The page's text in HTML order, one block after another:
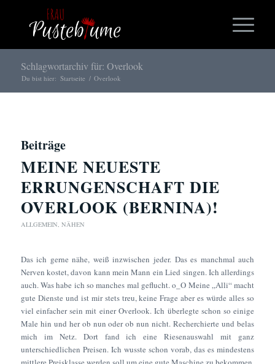
Schlagwortarchiv für: Overlook
Du bist hier: Startseite / Overlook
Beiträge
MEINE NEUESTE
ERRUNGENSCHAFT DIE
OVERLOOK (BERNINA)!
ALLGEMEIN, NÄHEN
Das ich gerne nähe, weiß inzwischen jeder. Das es manchmal auch
Nerven kostet, davon kann mein Mann ein Lied singen. Ich allerdings
auch. Was habe ich so manches mal geflucht. o_O Meine „Alli“ macht
gute Dienste und ist mir stets treu, keine Frage aber es würde alles so
viel einfacher sein mit einer Overlook. Ich überlegte schon so einige
Male hin und her ob nun oder ob nun nicht. Recherchierte und belas
mich im Netz. Dort fand ich eine Riesenauswahl mit ganz
unterschiedlichen Preisen. Ich wusste schon vorab, das es mindestens